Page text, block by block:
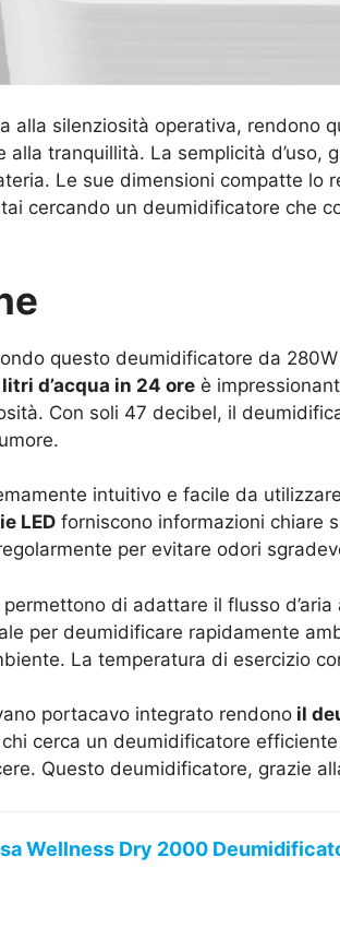
alla silenziosità operativa, rendono
alla tranquillità. La semplicità
Le sue dimensioni compatte lo
cercando un deumidificatore che
questo deumidificatore da
litri d’acqua in 24 ore è
Con soli 47 decibel, il
intuitivo e facile da
LED forniscono informazioni chiare
per evitare odori
di adattare il flusso
per deumidificare rapidamente
La temperatura di esercizio
portacavo integrato rendono il
chi cerca un deumidificatore
Questo deumidificatore, grazie
Wellness Dry 2000